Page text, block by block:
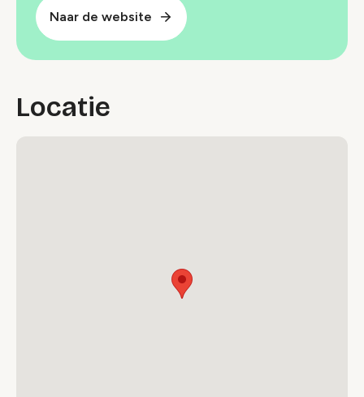
Naar de website
Locatie